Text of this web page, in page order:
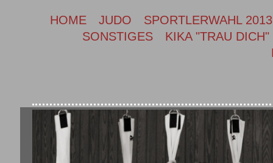
HOME JUDO
SPORTLERWAHL 2013
SONSTIGES
KIKA "TRAU DICH"